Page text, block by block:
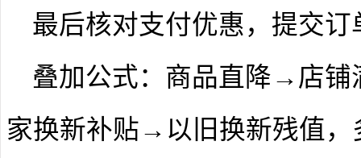
最后核对支付优惠，提交订
叠加公式：商品直降→店
家换新补贴→以旧换新残值，